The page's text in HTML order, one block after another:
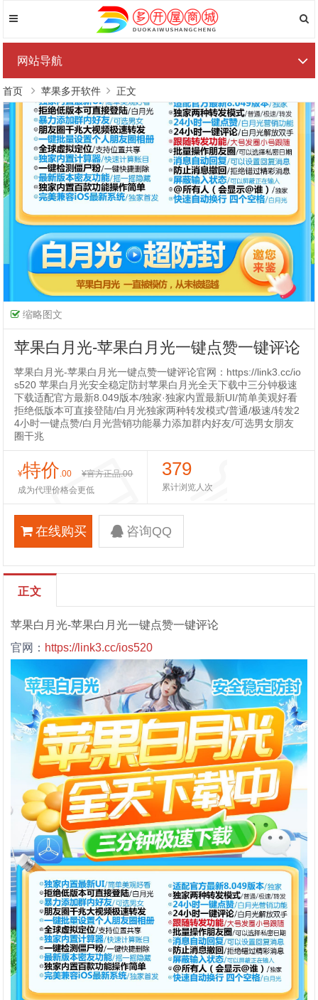
网站导航
首页 苹果多开软件 正文
缩略图文
苹果白月光-苹果白月光一键点赞一键评论
苹果白月光-苹果白月光一键点赞一键评论官网：https://link3.cc/io
s520 苹果白月光安全稳定防封苹果白月光全天下载中三分钟极速
下载适配官方最新8.049版本/独家·独家内置最新UI/简单美观好看
拒绝低版本可直接登陆/白月光独家两种转发模式/普通/极速/转发2
4小时一键点赞/白月光营销功能暴力添加群内好友/可选男女朋友
圈干兆
¥特价.00 ¥官方正品.00
成为代理价格会更低
379
累计浏览人次
在线购买 咨询QQ
正文
苹果白月光-苹果白月光一键点赞一键评论
官网： https://link3.cc/ios520